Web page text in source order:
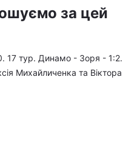
за цей
17 тур. Динамо - Зоря - 1:2.
Михайличенка та Віктора